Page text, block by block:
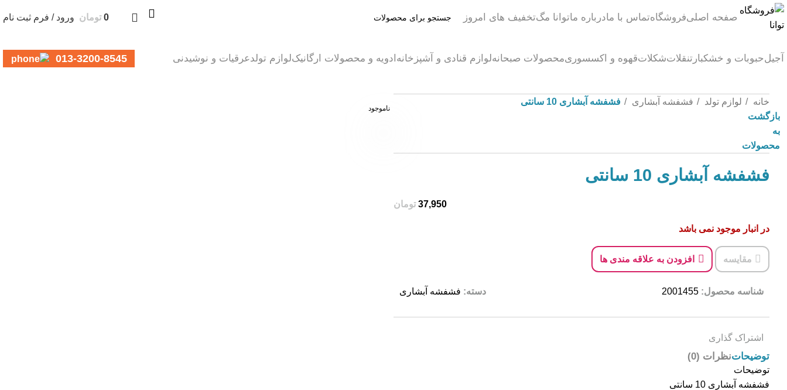
صفحه اصلیفروشگاهتماس با مادرباره ماتوانا مگتخفیف های امروز 0 تومان ورود / فرم ثبت نام
آجیلحبوبات و خشکبار تنقلاتشکلاتقهوه و اکسسوریمحصولات صبحانهلوازم قنادی و آشپزخانه ادویه و محصولات ارگانیکلوازم تولدعرقیات و نوشیدنی 013-3200-8545
ناموجود
خانه لوازم تولد فشفشه آبشاری
فشفشه آبشاری 10 سانتی
بازگشت
به
محصولات
فشفشه آبشاری 10 سانتی
تومان
در انبار موجود نمی باشد
مقایسه افزودن به علاقه مندی ها
شناسه محصول: 2001455 دسته: فشفشه آبشاری
اشتراک گذاری
توضیحاتنظرات (0)
توضیحات
فشفشه آبشاری 10 سانتی